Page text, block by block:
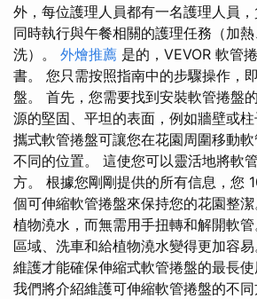
外，每位護理人員都有一名護理人員，
同時執行與午餐相關的護理任務（加
洗）。 外燴推薦 是的，VEVOR 軟管
書。 您只需按照指南中的步驟操作，
盤。 首先，您需要找到安裝軟管捲盤
源的堅固、平坦的表面，例如牆壁或
攜式軟管捲盤可讓您在花園周圍移動
不同的位置。 這使您可以靈活地將軟
方。 根據您剛剛提供的所有信息，您
個可伸縮軟管捲盤來保持您的花園整
植物澆水，而無需用手扭轉和解開軟
區域、洗車和給植物澆水變得更加容
維護才能確保伸縮式軟管捲盤的最長使
我們將介紹維護可伸縮軟管捲盤的不